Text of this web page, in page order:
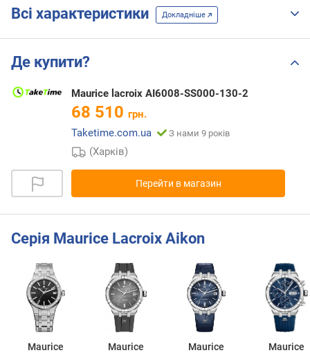
Всі характеристики Докладніше
Де купити?
Maurice lacroix AI6008-SS000-130-2
68 510 грн.
Taketime.com.ua
З нами 9 років
(Харків)
Перейти в магазин
Серія Maurice Lacroix Aikon
Maurice
Maurice
Maurice
Maurice